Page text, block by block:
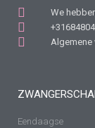
We
Algemene
Eendaagse